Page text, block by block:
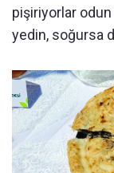
pişiriyorlar odun
yedin, soğursa